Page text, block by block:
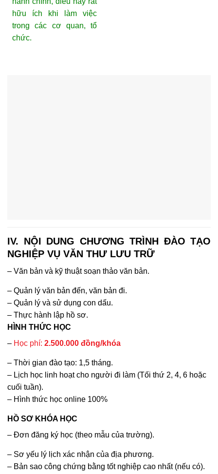
hữu ích khi làm việc
trong các cơ quan, tổ
chức.
IV. NỘI DUNG CHƯƠNG TRÌNH ĐÀO TẠO
NGHIỆP VỤ VĂN THƯ LƯU TRỮ
– Văn bản và kỹ thuật soạn thảo văn bản.
– Quản lý văn bản đến, văn bản đi.
– Quản lý và sử dụng con dấu.
– Thực hành lập hồ sơ.
HÌNH THỨC HỌC
– Học phí: 2.500.000 đồng/khóa
– Thời gian đào tạo: 1,5 tháng.
– Lịch học linh hoạt cho người đi làm (Tối thứ 2, 4, 6 hoặc
cuối tuần).
– Hình thức học online 100%
HỒ SƠ KHÓA HỌC
– Đơn đăng ký học (theo mẫu của trường).
– Sơ yếu lý lịch xác nhận của địa phương.
– Bản sao công chứng bằng tốt nghiệp cao nhất (nếu có).